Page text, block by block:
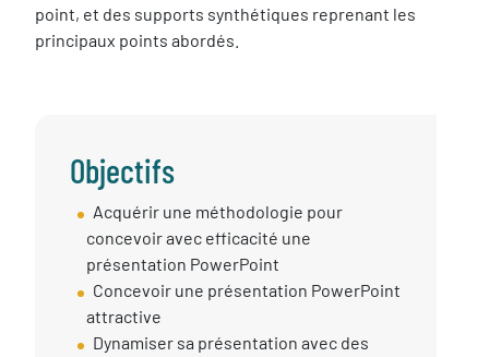
point, et des supports synthétiques reprenant les
principaux points abordés.
Objectifs
Objectif
session
Acquérir une méthodologie pour
concevoir avec efficacité une
présentation PowerPoint
Concevoir une présentation PowerPoint
attractive
Dynamiser sa présentation avec des